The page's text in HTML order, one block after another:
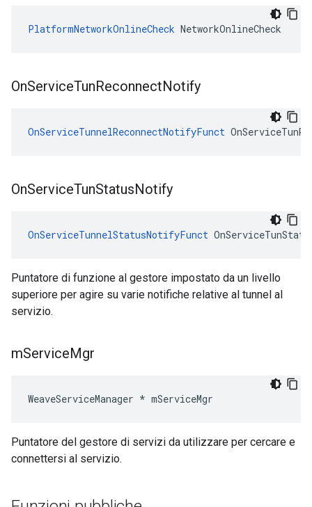
PlatformNetworkOnlineCheck NetworkOnlineCheck
OnServiceTunReconnectNotify
OnServiceTunnelReconnectNotifyFunct
OnServiceTunStatusNotify
OnServiceTunnelStatusNotifyFunct
Puntatore di funzione al gestore impostato da un livello
superiore per agire su varie notifiche relative al tunnel al
servizio.
mServiceMgr
WeaveServiceManager * mServiceMgr
Puntatore del gestore di servizi da utilizzare per cercare e
connettersi al servizio.